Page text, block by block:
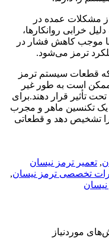
مشکلات عمده در
خرابی روانکارها،
موجب کاهش فشار در
ترمز می‌شود.
قطعات سیستم ترمز
است به طور غیر
تأثیر قرار دهند.برای
یک تکنسین ماهر و مجرب
تشخیص دهد و قطعاتی
, تعمیر ترمز نیسان
تخصصی ترمز نیسان,
موردنیاز